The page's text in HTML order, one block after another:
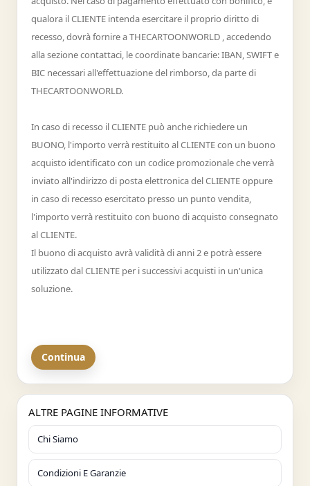
qualora il CLIENTE intenda esercitare il proprio diritto di
recesso, dovrà fornire a THECARTOONWORLD , accedendo
alla sezione contattaci, le coordinate bancarie: IBAN, SWIFT e
BIC necessari all'effettuazione del rimborso, da parte di
THECARTOONWORLD.
In caso di recesso il CLIENTE può anche richiedere un
BUONO, l'importo verrà restituito al CLIENTE con un buono
acquisto identificato con un codice promozionale che verrà
inviato all'indirizzo di posta elettronica del CLIENTE oppure
in caso di recesso esercitato presso un punto vendita,
l'importo verrà restituito con buono di acquisto consegnato
al CLIENTE.
Il buono di acquisto avrà validità di anni 2 e potrà essere
utilizzato dal CLIENTE per i successivi acquisti in un'unica
soluzione.
Continua
ALTRE PAGINE INFORMATIVE
Chi Siamo
Condizioni E Garanzie